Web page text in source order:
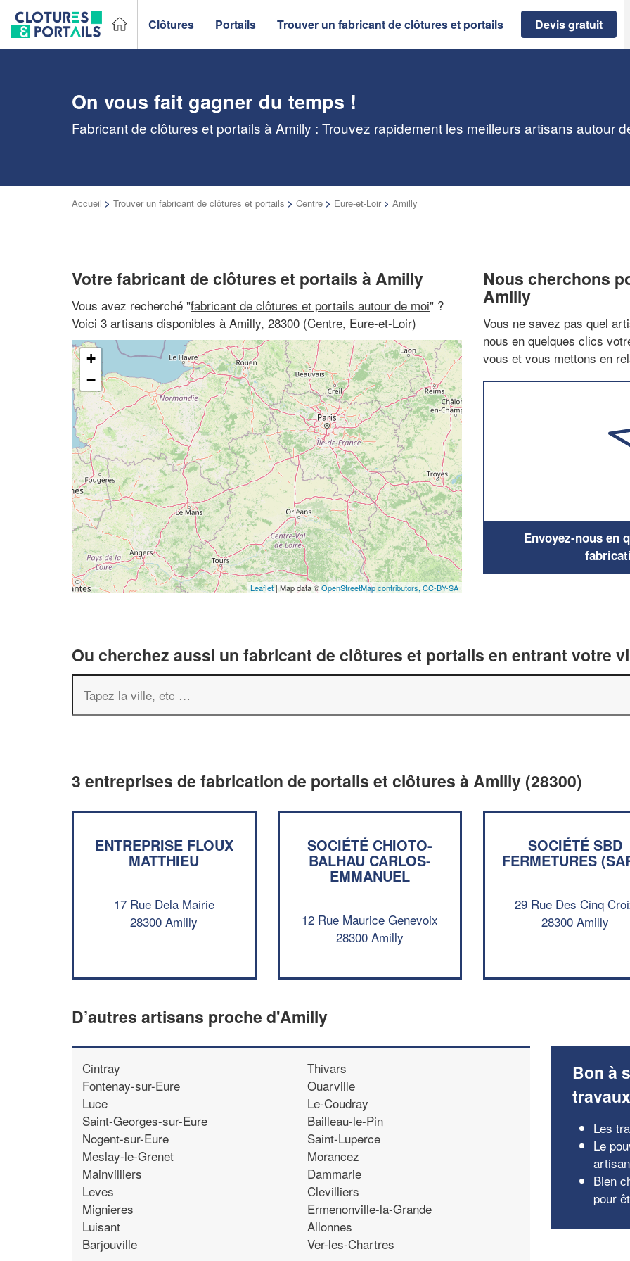
Clôtures Portails Trouver un fabricant de clôtures et portails Devis gratuit
On vous fait gagner du temps !
Fabricant de clôtures et portails à Amilly : Trouvez rapidement les meilleurs artisans autour
Accueil > Trouver un fabricant de clôtures et portails > Centre > Eure-et-Loir > Amilly
Votre fabricant de clôtures et portails à Amilly
Vous avez recherché "fabricant de clôtures et portails autour de moi" ?
Voici 3 artisans disponibles à Amilly, 28300 (Centre, Eure-et-Loir)
+
−
Leaflet | Map data ©OpenStreetMap contributors, CC-BY-SA
Nous cherchons
Amilly
Vous ne savez pas quel
nous en quelques clics
vous et vous mettons en
Envoyez-nous en
Ou cherchez aussi un fabricant de clôtures et portails en entrant votre
3 entreprises de fabrication de portails et clôtures à Amilly (28300)
ENTREPRISE FLOUX
MATTHIEU
17 Rue Dela Mairie
28300 Amilly
SOCIÉTÉ CHIOTO-
BALHAU CARLOS-
EMMANUEL
12 Rue Maurice Genevoix
28300 Amilly
SOCIÉTÉ SBD
FERMETURES
29 Rue Des Cinq
28300 Amilly
D’autres artisans proche d'Amilly
Cintray
Fontenay-sur-Eure
Luce
Saint-Georges-sur-Eure
Nogent-sur-Eure
Meslay-le-Grenet
Mainvilliers
Leves
Mignieres
Luisant
Barjouville
Thivars
Ouarville
Le-Coudray
Bailleau-le-Pin
Saint-Luperce
Morancez
Dammarie
Clevilliers
Ermenonville-la-Grande
Allonnes
Ver-les-Chartres
Bon à
travaux
Les
Le
Bien
pour